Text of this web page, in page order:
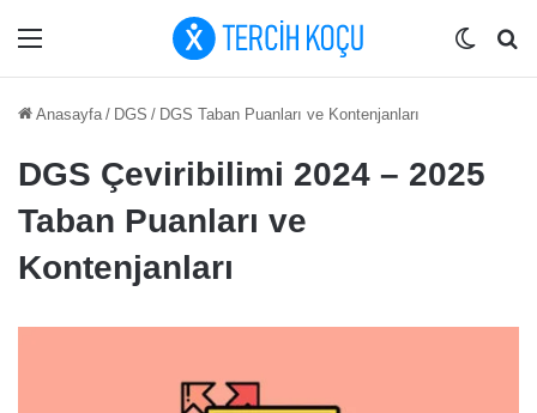
Menü Dış
Anasayfa / DGS / DGS Taban Puanları ve Kontenjanları
DGS Çeviribilimi 2024 – 2025
Taban Puanları ve
Kontenjanları